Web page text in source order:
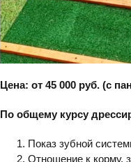
Цена: от 45 000 руб. (с
По общему курсу
Показ зубной
Отношение к корму,